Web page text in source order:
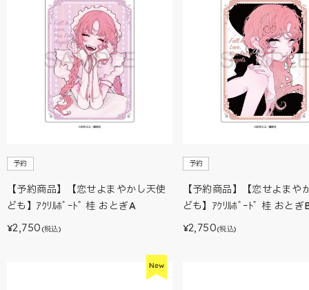
予約
【予約商品】【恋せよまやかし天使
ども】ｱｸﾘﾙﾎﾞｰﾄﾞ 桂 おとぎA
¥2,750 (税込)
予約
【予約商品】【恋せよまや
ども】ｱｸﾘﾙﾎﾞｰﾄﾞ 桂 おとぎ
¥2,750(税込)